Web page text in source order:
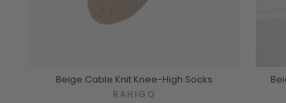
Beige Cable Knit Knee-High Socks
RAHIGO